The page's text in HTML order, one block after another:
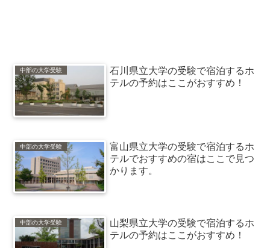
中部の大学受験
石川県立大学の受験で宿泊するホ
テルの予約はここがおすすめ！
中部の大学受験
富山県立大学の受験で宿泊するホ
テルでおすすめの宿はここで見つ
かります。
中部の大学受験
山梨県立大学の受験で宿泊するホ
テルの予約はここがおすすめ！